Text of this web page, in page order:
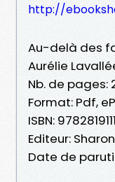
http://
Au-delà des
Aurélie
Nb. de pages:
Format: Pdf,
ISBN:
Editeur:
Date de